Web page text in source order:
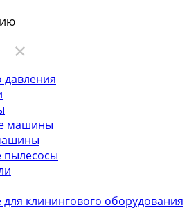
машины
клинингового оборудования